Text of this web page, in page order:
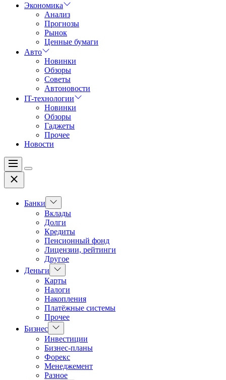
Экономика
Анализ
Прогнозы
Рынок
Ценные бумаги
Авто
Новинки
Обзоры
Советы
Автоновости
IT-технологии
Новинки
Обзоры
Гаджеты
Прочее
Новости
Меню
Цвет
Закрыть
Банки
Показать
подменю
Вклады
Долги
Кредиты
Пенсионный фонд
Лицензии, рейтинги
Другое
Деньги
Показать
подменю
Карты
Налоги
Накопления
Платёжные системы
Прочее
Бизнес Показать
подменю
Инвестиции
Бизнес-планы
Форекс
Менеджемент
Разное